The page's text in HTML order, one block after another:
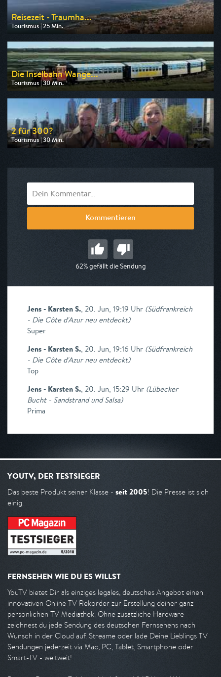
Reisezeit - Traumha...
Tourismus | 25 Min.
Ausgestrahlt von 3sat
am 08.08.2026, 15:05
Die Inselbahn Wange...
Tourismus | 30 Min.
Ausgestrahlt von 3sat
am 08.08.2026, 15:30
2 für 300?
Tourismus | 30 Min.
Ausgestrahlt von WDR
Kommentieren
62% gefällt die Sendung
Jens - Karsten S., 20. Jun, 19:19 Uhr (Südfrankreich
- Die Côte d'Azur neu entdeckt)
Super
Jens - Karsten S., 20. Jun, 19:16 Uhr (Südfrankreich
- Die Côte d'Azur neu entdeckt)
Top
Jens - Karsten S., 20. Jun, 15:29 Uhr (Lübecker
Bucht - Sandstrand und Salsa)
Prima
YOUTV, DER TESTSIEGER
Das beste Produkt seiner Klasse - seit 2005! Die Presse ist sich
einig.
FERNSEHEN WIE DU ES WILLST
YouTV bietet Dir als einziges legales, deutsches Angebot einen
innovativen Online TV Rekorder zur Erstellung deiner ganz
persönlichen TV Mediathek. Ohne zusätzliche Hardware
zeichnest du jede Sendung des deutschen Fernsehens nach
Wunsch in der Cloud auf. Streame oder lade Deine Lieblings TV
Sendungen jederzeit via Mac, PC, Tablet, Smartphone oder
Smart-TV - weltweit!